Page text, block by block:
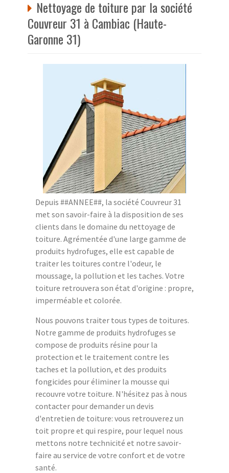
Nettoyage de toiture par la société
Couvreur 31 à Cambiac (Haute-
Garonne 31)
Depuis ##ANNEE##, la société Couvreur 31
met son savoir-faire à la disposition de ses
clients dans le domaine du nettoyage de
toiture. Agrémentée d'une large gamme de
produits hydrofuges, elle est capable de
traiter les toitures contre l'odeur, le
moussage, la pollution et les taches. Votre
toiture retrouvera son état d'origine : propre,
imperméable et colorée.
Nous pouvons traiter tous types de toitures.
Notre gamme de produits hydrofuges se
compose de produits résine pour la
protection et le traitement contre les
taches et la pollution, et des produits
fongicides pour éliminer la mousse qui
recouvre votre toiture. N'hésitez pas à nous
contacter pour demander un devis
d'entretien de toiture: vous retrouverez un
toit propre et qui respire, pour lequel nous
mettons notre technicité et notre savoir-
faire au service de votre confort et de votre
santé.